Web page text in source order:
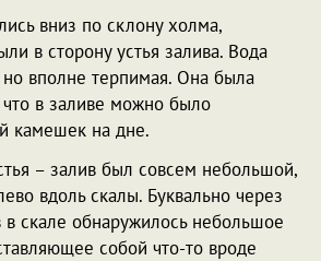
вниз по склону холма,
в сторону устья залива. Вода
вполне терпимая. Она была
что в заливе можно было
камешек на дне.
– залив был совсем небольшой,
вдоль скалы. Буквально через
в скале обнаружилось небольшое
собой что-то вроде